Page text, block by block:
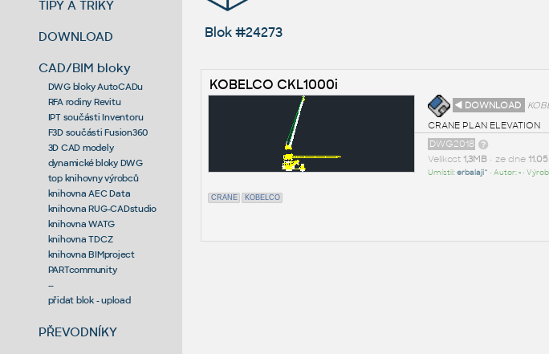
TIPY A TRIKY
DOWNLOAD
CAD/BIM bloky
DWG bloky AutoCADu
RFA rodiny Revitu
IPT součásti Inventoru
F3D součásti Fusion360
3D CAD modely
dynamické bloky DWG
top knihovny výrobců
knihovna AEC Data
knihovna RUG-CADstudio
knihovna WATG
knihovna TDCZ
knihovna BIMproject
PARTcommunity
--
přidat blok - upload
PŘEVODNÍKY
Blok #24273
KOBELCO CKL1000i
◄ DOWNLOAD
CRANE PLAN ELEVATION
DWG2018
Velikost 1,3MB• ze dne
Umístil:erbalaji^ • Autor:-•
CRANE KOBELCO